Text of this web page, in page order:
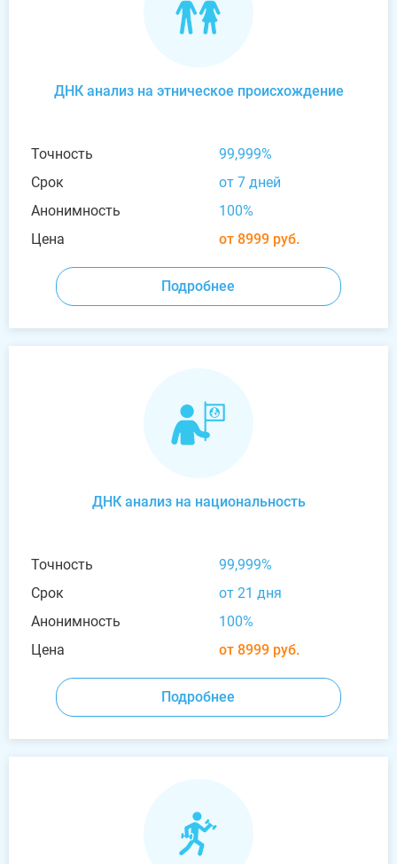
ДНК анализ на этническое происхождение
Точность
99,999%
Срок
от 7 дней
Анонимность
100%
Цена
от 8999 руб.
Подробнее
ДНК анализ на национальность
Точность
99,999%
Срок
от 21 дня
Анонимность
100%
Цена
от 8999 руб.
Подробнее